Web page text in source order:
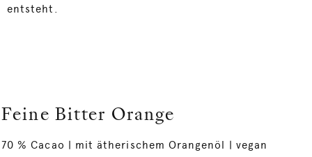
entsteht.
Feine Bitter Orange
70 % Cacao | mit ätherischem Orangenöl | vegan